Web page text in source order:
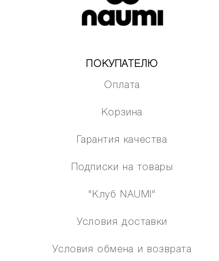
ПОКУПАТЕЛЮ
Оплата
Корзина
Гарантия качества
Подписки на товары
"Клуб NAUMI"
Условия доставки
Условия обмена и возврата